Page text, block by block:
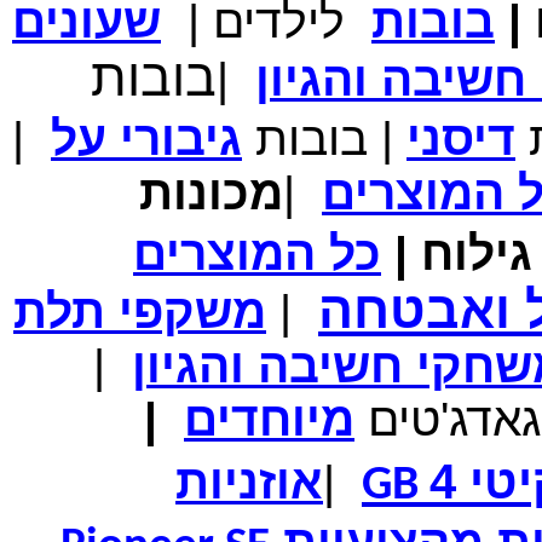
₪700.00 מחיר שוק
משלוח חינם
במבצע תיק לנשיאת מחשב נייד 10.1 אינץ' בצבע ורוד בעל
₪150.00 מחיר שוק
₪99.00 המחיר שלך
₪104.00 המחיר כולל משלוח :
נרתיק עור יוקרתי עבור אייפוד וידאו 60GB\80GB \שחור
| בובות לילדים |
שעונים
והגיון
|בובות
דיסני | בובות גיבורי על
|
המוצרים |מכונות
| כל המוצרים
ואבטחה | משקפי תלת
חשיבה והגיון
|
גאדג'טים מיוחדים |
4
GB
|אוזניות